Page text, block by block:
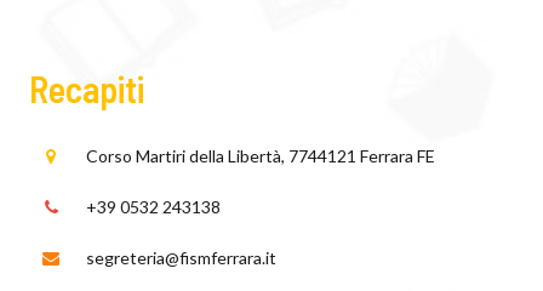
Recapiti
Corso Martiri della Libertà, 7744121 Ferrara FE
+39 0532 243138
segreteria@fismferrara.it